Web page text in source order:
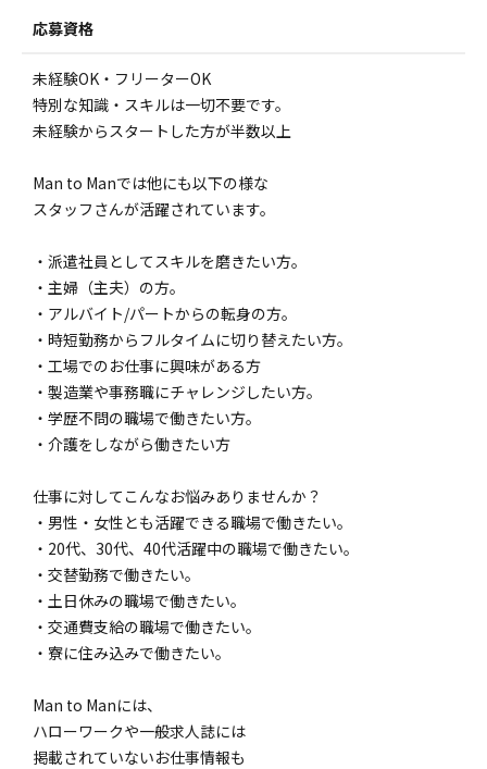
応募資格
未経験OK・フリーターOK
特別な知識・スキルは一切不要です。
未経験からスタートした方が半数以上
Man to Manでは他にも以下の様な
スタッフさんが活躍されています。
・派遣社員としてスキルを磨きたい方。
・主婦（主夫）の方。
・アルバイト/パートからの転身の方。
・時短勤務からフルタイムに切り替えたい方。
・工場でのお仕事に興味がある方
・製造業や事務職にチャレンジしたい方。
・学歴不問の職場で働きたい方。
・介護をしながら働きたい方
仕事に対してこんなお悩みありませんか？
・男性・女性とも活躍できる職場で働きたい。
・20代、30代、40代活躍中の職場で働きたい。
・交替勤務で働きたい。
・土日休みの職場で働きたい。
・交通費支給の職場で働きたい。
・寮に住み込みで働きたい。
Man to Manには、
ハローワークや一般求人誌には
掲載されていないお仕事情報も